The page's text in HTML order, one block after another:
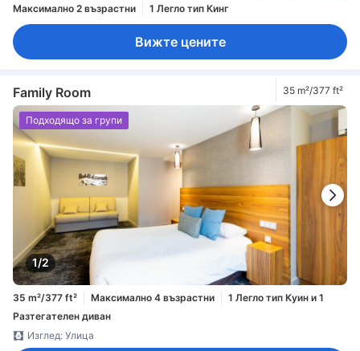
Максимално 2 възрастни 1 Легло тип Кинг
Вижте цените
Family Room 35 m²/377 ft²
1/2
Подходящо за групи
35 m²/377 ft² Максимално 4 възрастни
1 Легло тип Куин и 1
Разтегателен диван
Изглед: Улица